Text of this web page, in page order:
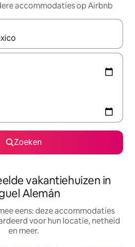
accommodaties op Airbnb
beschikbaar zijn, maak je een keuze
Zoeken
vakantiehuizen in
Alemán
eens: deze accommodaties
voor hun locatie, netheid
en meer.